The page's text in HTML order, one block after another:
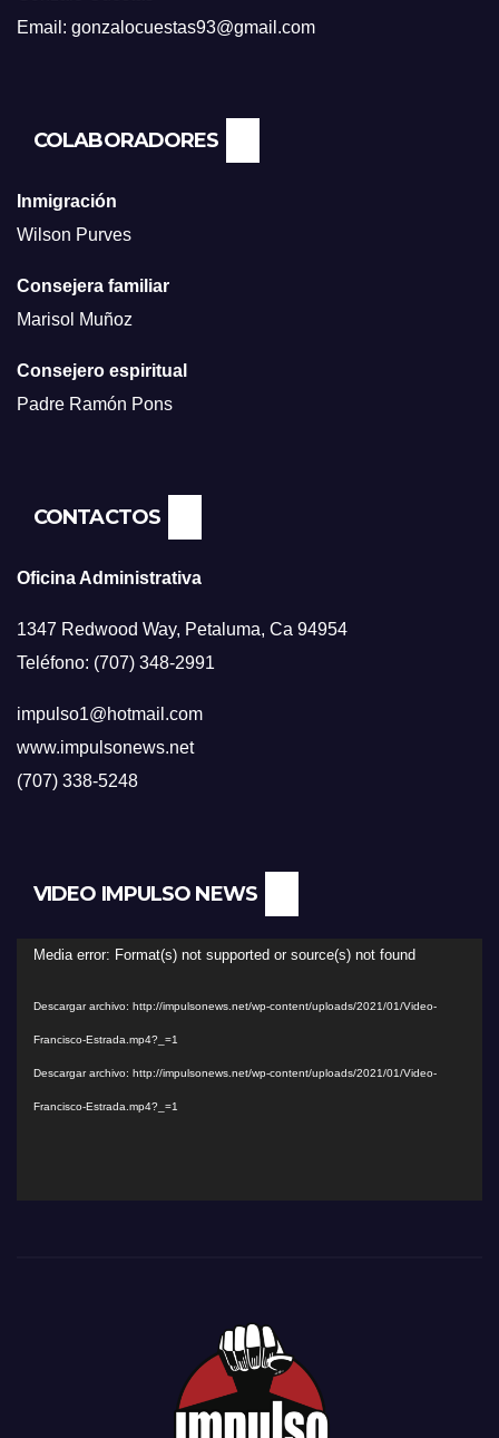
Email: gonzalocuestas93@gmail.com
COLABORADORES
Inmigración
Wilson Purves
Consejera familiar
Marisol Muñoz
Consejero espiritual
Padre Ramón Pons
CONTACTOS
Oficina Administrativa
1347 Redwood Way, Petaluma, Ca 94954
Teléfono: (707) 348-2991
impulso1@hotmail.com
www.impulsonews.net
(707) 338-5248
VIDEO IMPULSO NEWS
Reproductor
Media error: Format(s) not supported or source(s) not found
Descargar archivo: http://impulsonews.net/wp-content/uploads/2021/01/Video-
Francisco-Estrada.mp4?_=1
Descargar archivo: http://impulsonews.net/wp-content/uploads/2021/01/Video-
Francisco-Estrada.mp4?_=1